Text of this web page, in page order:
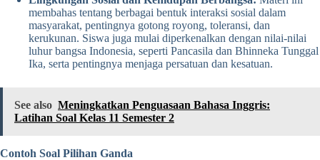
membahas tentang berbagai bentuk interaksi sosial dalam
masyarakat, pentingnya gotong royong, toleransi, dan
kerukunan. Siswa juga mulai diperkenalkan dengan nilai-nilai
luhur bangsa Indonesia, seperti Pancasila dan Bhinneka Tunggal
Ika, serta pentingnya menjaga persatuan dan kesatuan.
See also Meningkatkan Penguasaan Bahasa Inggris:
Latihan Soal Kelas 11 Semester 2
Contoh Soal Pilihan Ganda